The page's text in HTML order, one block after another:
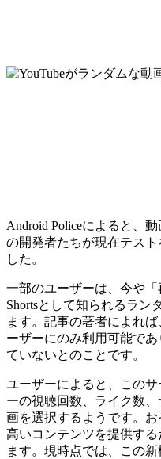
Android Policeによると、
の開発者たちが現在テス
した。
一部のユーザーは、今や
Shortsとして知られるラン
ます。記事の著者によれ
ーザーにのみ利用可能で
ていないとのことです。
ユーザーによると、この
ーの視聴回数、ライク数
画を選択するようです。
高いコンテンツを提供す
ます。現時点では、この